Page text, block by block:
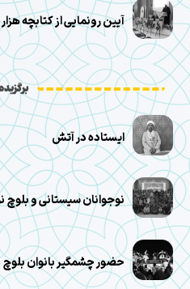
آیین رونمایی از کتابچه
ایستاده در آتش
نوجوانان سیستانی و بلوچ
حضور چشمگیر بانوان